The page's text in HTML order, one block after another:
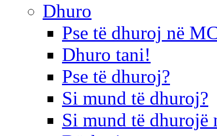
Dhuro
Pse të dhuroj në
Dhuro tani!
Pse të dhuroj?
Si mund të dhuroj?
Si mund të dhurojë